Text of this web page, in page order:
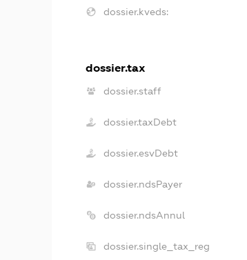
dossier.kveds:
dossier.tax
dossier.staff
dossier.taxDebt
dossier.esvDebt
dossier.ndsPayer
dossier.ndsAnnul
dossier.single_tax_reg